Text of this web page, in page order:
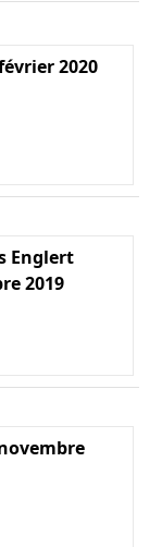
2020
Englert
2019